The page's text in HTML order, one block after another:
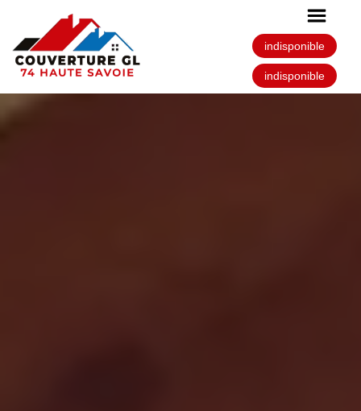
indisponible
indisponible